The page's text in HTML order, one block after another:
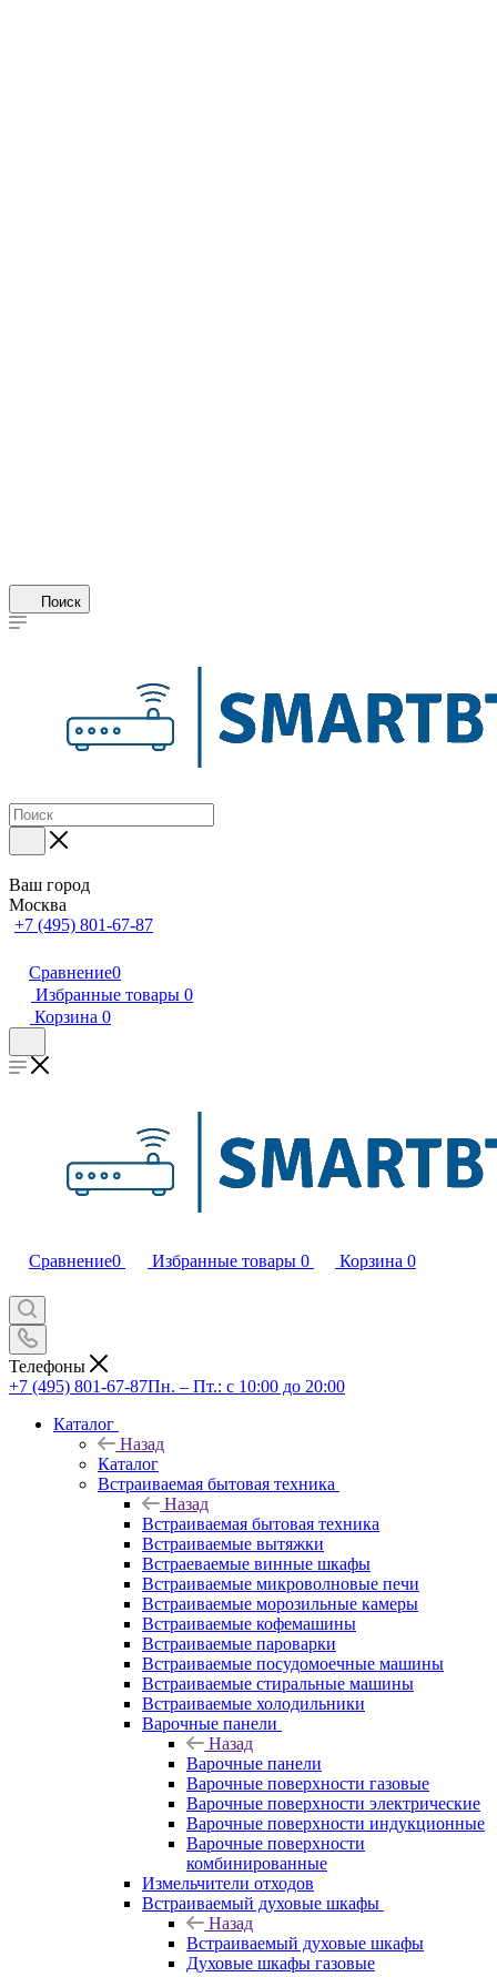
Поиск
Ваш город
Москва
+7 (495) 801-67-87
Сравнение0
Избранные товары 0
Корзина 0
Сравнение0 Избранные товары 0 Корзина 0
Телефоны
+7 (495) 801-67-87Пн. – Пт.: с 10:00 до 20:00
Каталог
Назад
Каталог
Встраиваемая бытовая техника
Назад
Встраиваемая бытовая техника
Встраиваемые вытяжки
Встраеваемые винные шкафы
Встраиваемые микроволновые печи
Встраиваемые морозильные камеры
Встраиваемые кофемашины
Встраиваемые пароварки
Встраиваемые посудомоечные машины
Встраиваемые стиральные машины
Встраиваемые холодильники
Варочные панели
Назад
Варочные панели
Варочные поверхности газовые
Варочные поверхности электрические
Варочные поверхности индукционные
Варочные поверхности
комбинированные
Измельчители отходов
Встраиваемый духовые шкафы
Назад
Встраиваемый духовые шкафы
Духовые шкафы газовые